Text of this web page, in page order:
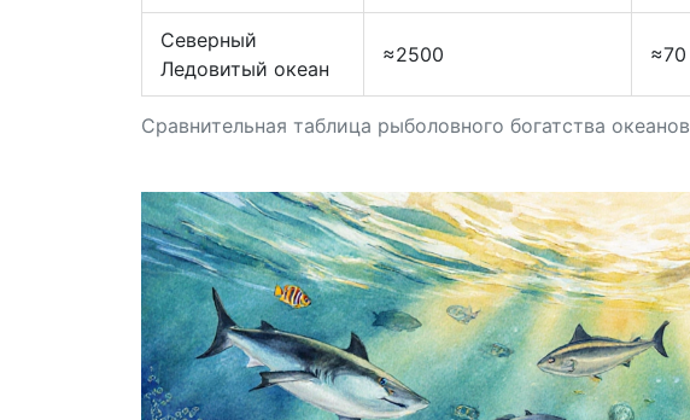
Сравнительная таблица рыболовного богатства океанов
Северный
Ледовитый океан
≈2500 ≈70